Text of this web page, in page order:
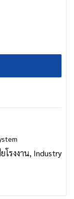
โรงงาน, Industry